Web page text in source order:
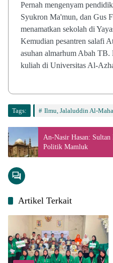
Pernah mengenyam
Syukron Ma'mun, dan Gus
menamatkan sekolah di
Kemudian pesantren salafi
asuhan almarhum Abah TB.
kuliah di Universitas Al-
Tags: Ilmu, Jalaluddin Al-
An-Nasir Hasan:
Politik Mamluk
Artikel Terkait